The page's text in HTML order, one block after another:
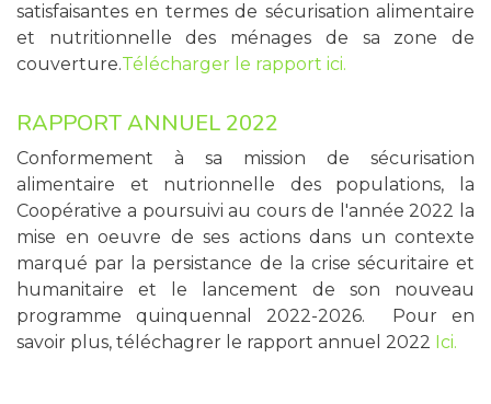
satisfaisantes en termes de sécurisation alimentaire
et nutritionnelle des ménages de sa zone de
couverture.Télécharger le rapport ici.
RAPPORT ANNUEL 2022
Conformement à sa mission de sécurisation
alimentaire et nutrionnelle des populations, la
Coopérative a poursuivi au cours de l'année 2022 la
mise en oeuvre de ses actions dans un contexte
marqué par la persistance de la crise sécuritaire et
humanitaire et le lancement de son nouveau
programme quinquennal 2022-2026. Pour en
savoir plus, téléchagrer le rapport annuel 2022 Ici.